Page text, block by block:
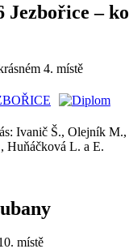
Jezbořice –
4. místě
Ivanič Š., Olejník M.,
Huňáčková L. a E.
místě